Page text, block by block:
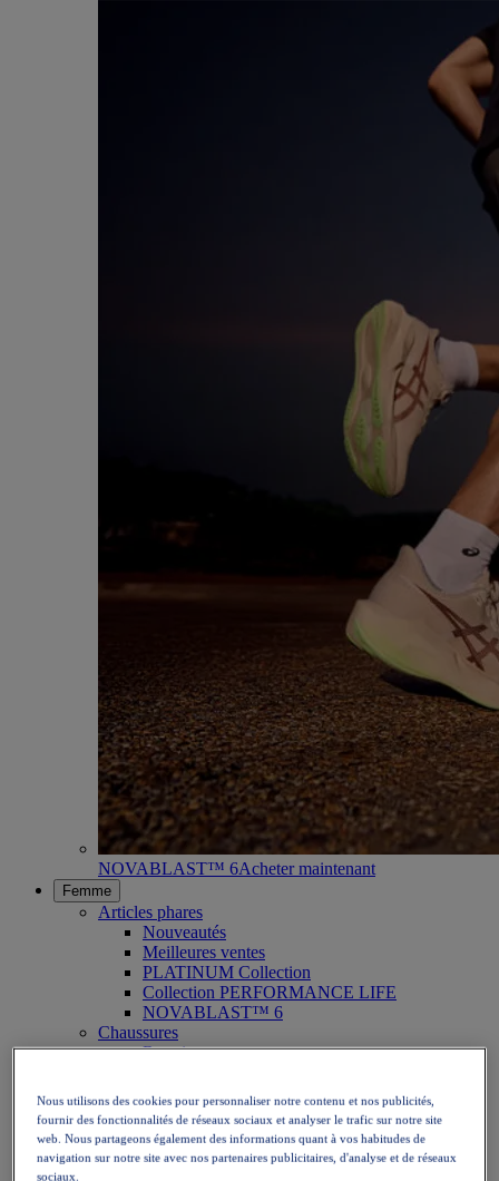
NOVABLAST™ 6Acheter maintenant
Femme
Articles phares
Nouveautés
Meilleures ventes
PLATINUM Collection
Collection PERFORMANCE LIFE
NOVABLAST™ 6
Chaussures
Running
Tennis
Volley
Handball
Padel
Nous utilisons des cookies pour personnaliser notre contenu et nos publicités,
fournir des fonctionnalités de réseaux sociaux et analyser le trafic sur notre site
web. Nous partageons également des informations quant à vos habitudes de
navigation sur notre site avec nos partenaires publicitaires, d'analyse et de réseaux
sociaux.